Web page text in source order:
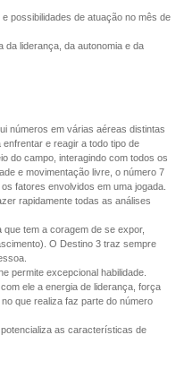
possibilidades de atuação no mês de
da liderança, da autonomia e da
números em várias aéreas distintas
e reagir a todo tipo de
do campo, interagindo com todos os
e movimentação livre, o número 7
fatores envolvidos em uma jogada.
rapidamente todas as análises
tem a coragem de se expor,
O Destino 3 traz sempre
permite excepcional habilidade.
ele a energia de liderança, força
que realiza faz parte do número
as características de